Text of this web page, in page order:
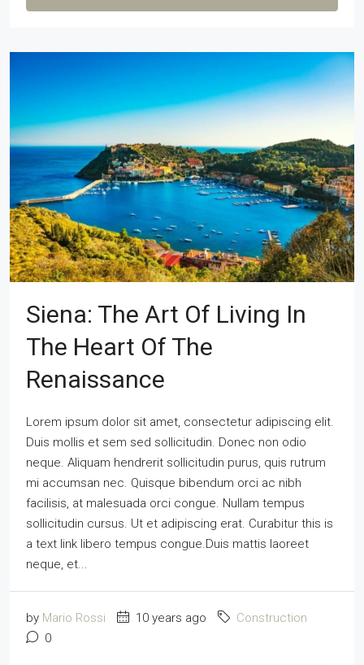
Siena: The Art Of Living In
The Heart Of The
Renaissance
Lorem ipsum dolor sit amet, consectetur adipiscing elit.
Duis mollis et sem sed sollicitudin. Donec non odio
neque. Aliquam hendrerit sollicitudin purus, quis rutrum
mi accumsan nec. Quisque bibendum orci ac nibh
facilisis, at malesuada orci congue. Nullam tempus
sollicitudin cursus. Ut et adipiscing erat. Curabitur this is
a text link libero tempus congue.Duis mattis laoreet
neque, et...
by Mario Rossi 10 years ago
Construction
0